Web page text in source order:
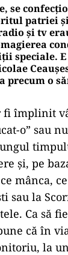
se
patriei
și tv
speciale.
precum o
fi împlinit
o” sau
și, pe
mânca,
sau la
Ca să
că în
la